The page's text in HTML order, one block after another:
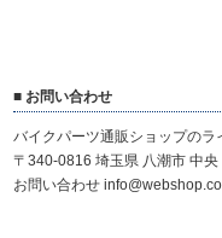
■ お問い合わせ
バイクパーツ通販ショップのラ
〒340-0816 埼玉県 八潮市 中
お問い合わせ